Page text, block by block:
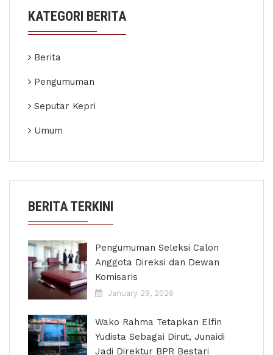
KATEGORI BERITA
Berita
Pengumuman
Seputar Kepri
Umum
BERITA TERKINI
Pengumuman Seleksi Calon
Anggota Direksi dan Dewan
Komisaris
January 29, 2026
Wako Rahma Tetapkan Elfin
Yudista Sebagai Dirut, Junaidi
Jadi Direktur BPR Bestari